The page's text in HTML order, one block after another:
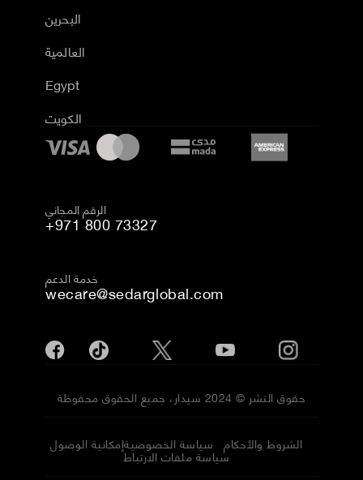
البحرين
العالمية
Egypt
الكويت
الرقم المجاني
+971 800 73327
خدمة الدعم
wecare@sedarglobal.com
حقوق النشر © 2024 سيدار، جميع الحقوق محفوظة
إمكانية الوصولسياسة الخصوصية الشروط والأحكام
سياسة ملفات الارتباط